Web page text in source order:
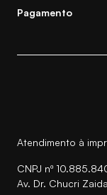
Atendimento à
CNPJ nº
Av. Dr. Chucri
Pagamento